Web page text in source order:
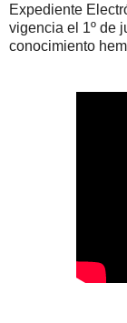
Expediente
vigencia el 1º de
conocimiento